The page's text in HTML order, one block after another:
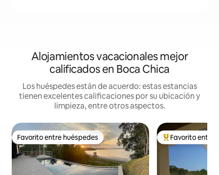
Alojamientos vacacionales mejor
calificados en Boca Chica
Los huéspedes están de acuerdo: estas estancias
tienen excelentes calificaciones por su ubicación y
limpieza, entre otros aspectos.
Favorito entre huéspedes
Favorito entre huéspedes De los mejores
Favorito entre